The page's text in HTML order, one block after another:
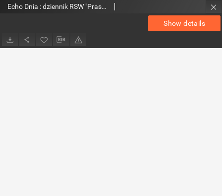
Show details
Echo Dnia : dziennik RSW "Prasa-Książka-Ruch" 1974, R.4, nr 290